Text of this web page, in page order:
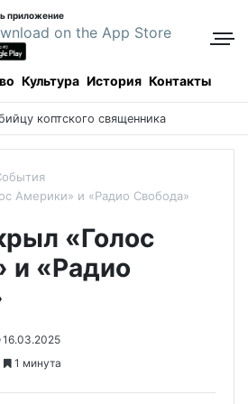
приложение
Культура История Контакты
коптского священника
Америки» и «Радио Свобода»
«Голос
и «Радио
16.03.2025
1 минута